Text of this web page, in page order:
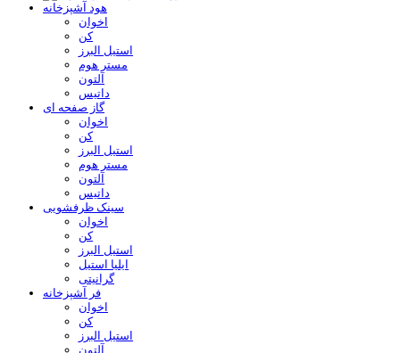
هود آشپزخانه
اخوان
کن
استیل البرز
مستر هوم
آلتون
داتیس
گاز صفحه ای
اخوان
کن
استیل البرز
مستر هوم
آلتون
داتیس
سینک ظرفشویی
اخوان
کن
استیل البرز
ایلیا استیل
گرانیتی
فر آشپزخانه
اخوان
کن
استیل البرز
آلتون